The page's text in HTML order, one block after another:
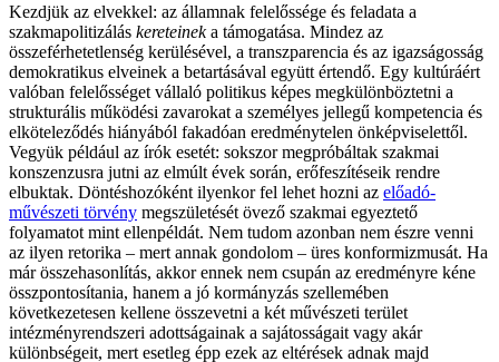
Kezdjük az elvekkel: az államnak felelőssége és feladata a
szakmapolitizálás kereteineka támogatása. Mindez az
összeférhetetlenség kerülésével, a transzparencia és az igazságosság
demokratikus elveinek a betartásával együtt értendő. Egy kultúráért
valóban felelősséget vállaló politikus képes megkülönböztetni a
strukturális működési zavarokat a személyes jellegű kompetencia és
elköteleződés hiányából fakadóan eredménytelen önképviselettől.
Vegyük például az írók esetét: sokszor megpróbáltak szakmai
konszenzusra jutni az elmúlt évek során, erőfeszítéseik rendre
elbuktak. Döntéshozóként ilyenkor fel lehet hozni az előadó-
művészeti törvény megszületését övező szakmai egyeztető
folyamatot mint ellenpéldát. Nem tudom azonban nem észre venni
az ilyen retorika – mert annak gondolom – üres konformizmusát. Ha
már összehasonlítás, akkor ennek nem csupán az eredményre kéne
összpontosítania, hanem a jó kormányzás szellemében
következetesen kellene összevetni a két művészeti terület
intézményrendszeri adottságainak a sajátosságait vagy akár
különbségeit, mert esetleg épp ezek az eltérések adnak majd